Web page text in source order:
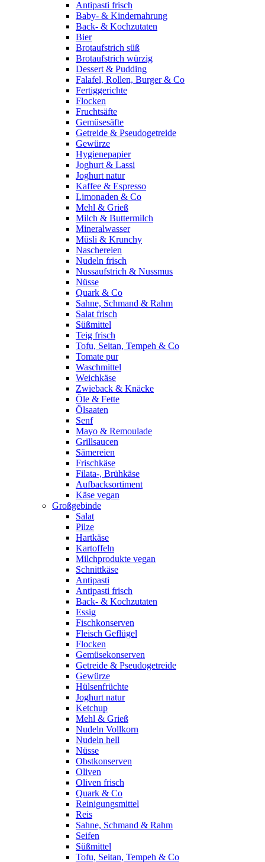
Antipasti frisch
Baby- & Kindernahrung
Back- & Kochzutaten
Bier
Brotaufstrich süß
Brotaufstrich würzig
Dessert & Pudding
Falafel, Rollen, Burger & Co
Fertiggerichte
Flocken
Fruchtsäfte
Gemüsesäfte
Getreide & Pseudogetreide
Gewürze
Hygienepapier
Joghurt & Lassi
Joghurt natur
Kaffee & Espresso
Limonaden & Co
Mehl & Grieß
Milch & Buttermilch
Mineralwasser
Müsli & Krunchy
Naschereien
Nudeln frisch
Nussaufstrich & Nussmus
Nüsse
Quark & Co
Sahne, Schmand & Rahm
Salat frisch
Süßmittel
Teig frisch
Tofu, Seitan, Tempeh & Co
Tomate pur
Waschmittel
Weichkäse
Zwieback & Knäcke
Öle & Fette
Ölsaaten
Senf
Mayo & Remoulade
Grillsaucen
Sämereien
Frischkäse
Filata-, Brühkäse
Aufbacksortiment
Käse vegan
Großgebinde
Salat
Pilze
Hartkäse
Kartoffeln
Milchprodukte vegan
Schnittkäse
Antipasti
Antipasti frisch
Back- & Kochzutaten
Essig
Fischkonserven
Fleisch Geflügel
Flocken
Gemüsekonserven
Getreide & Pseudogetreide
Gewürze
Hülsenfrüchte
Joghurt natur
Ketchup
Mehl & Grieß
Nudeln Vollkorn
Nudeln hell
Nüsse
Obstkonserven
Oliven
Oliven frisch
Quark & Co
Reinigungsmittel
Reis
Sahne, Schmand & Rahm
Seifen
Süßmittel
Tofu, Seitan, Tempeh & Co